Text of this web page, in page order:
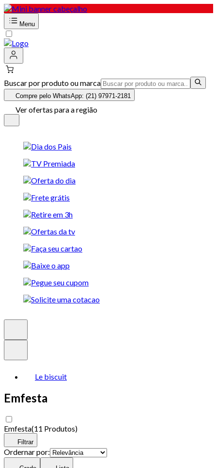
Menu
Buscar por produto ou marca
Compre pelo WhatsApp: (21) 97971-2181
Ver ofertas para a região
Le biscuit
Emfesta
Emfesta(11 Produtos)
Filtrar
Ordernar por: